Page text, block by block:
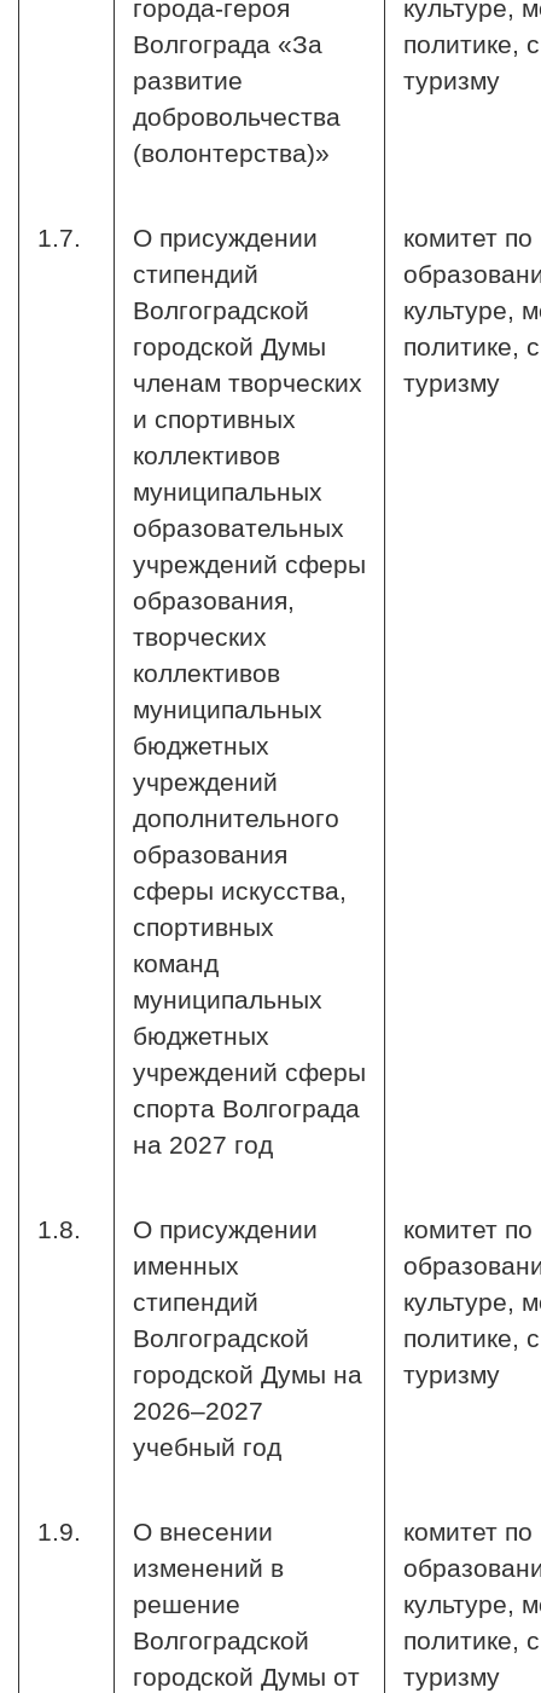
города-героя
Волгограда «За
развитие
добровольчества
(волонтерства)»
культуре,
политике,
туризму
1.7.
О присуждении
стипендий
Волгоградской
городской Думы
членам творческих
и спортивных
коллективов
муниципальных
образовательных
учреждений сферы
образования,
творческих
коллективов
муниципальных
бюджетных
учреждений
дополнительного
образования
сферы искусства,
спортивных
команд
муниципальных
бюджетных
учреждений сферы
спорта Волгограда
на 2027 год
комитет по
культуре,
политике,
туризму
1.8.
О присуждении
именных
стипендий
Волгоградской
городской Думы на
2026–2027
учебный год
комитет по
культуре,
политике,
туризму
1.9.
О внесении
изменений в
решение
Волгоградской
городской Думы от
комитет по
культуре,
политике,
туризму